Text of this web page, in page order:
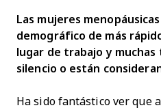
Las mujeres
demográfico de más
lugar de trabajo y
silencio o están
Ha sido fantástico ver que